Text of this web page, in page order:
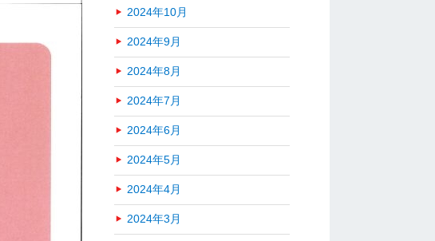
2024年10月
2024年9月
2024年8月
2024年7月
2024年6月
2024年5月
2024年4月
2024年3月